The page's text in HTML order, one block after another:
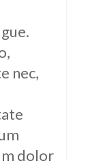
nec,
dolor